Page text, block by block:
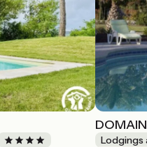
Lodgings